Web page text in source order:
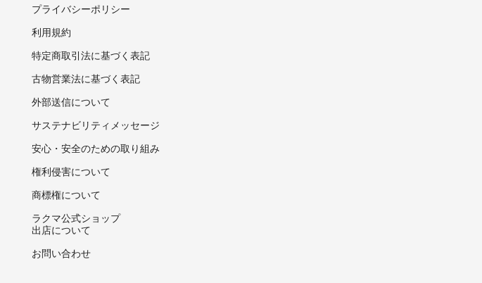
プライバシーポリシー
利用規約
特定商取引法に基づく表記
古物営業法に基づく表記
外部送信について
サステナビリティメッセージ
安心・安全のための取り組み
権利侵害について
商標権について
ラクマ公式ショップ
出店について
お問い合わせ